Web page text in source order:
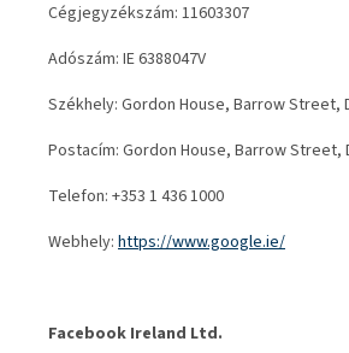
Cégjegyzékszám: 11603307
Adószám: IE 6388047V
Székhely: Gordon House, Barrow Street,
Postacím: Gordon House, Barrow Street,
Telefon: +353 1 436 1000
Webhely: https://www.google.ie/
Facebook Ireland Ltd.